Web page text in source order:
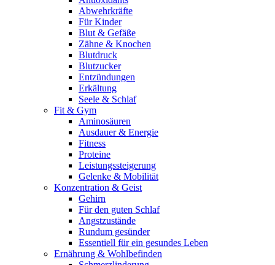
Abwehrkräfte
Für Kinder
Blut & Gefäße
Zähne & Knochen
Blutdruck
Blutzucker
Entzündungen
Erkältung
Seele & Schlaf
Fit & Gym
Aminosäuren
Ausdauer & Energie
Fitness
Proteine
Leistungssteigerung
Gelenke & Mobilität
Konzentration & Geist
Gehirn
Für den guten Schlaf
Angstzustände
Rundum gesünder
Essentiell für ein gesundes Leben
Ernährung & Wohlbefinden